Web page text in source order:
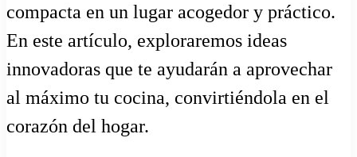
compacta en un lugar acogedor y práctico.
En este artículo, exploraremos ideas
innovadoras que te ayudarán a aprovechar
al máximo tu cocina, convirtiéndola en el
corazón del hogar.